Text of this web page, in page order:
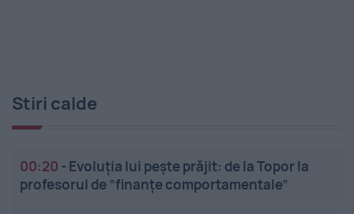
Stiri calde
00:20 - Evoluția lui pește prăjit: de la Topor la
profesorul de ”finanțe comportamentale”